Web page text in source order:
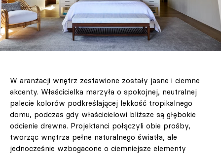
W aranżacji wnętrz zestawione zostały jasne i ciemne
akcenty. Właścicielka marzyła o spokojnej, neutralnej
palecie kolorów podkreślającej lekkość tropikalnego
domu, podczas gdy właścicielowi bliższe są głębokie
odcienie drewna. Projektanci połączyli obie prośby,
tworząc wnętrza pełne naturalnego światła, ale
jednocześnie wzbogacone o ciemniejsze elementy